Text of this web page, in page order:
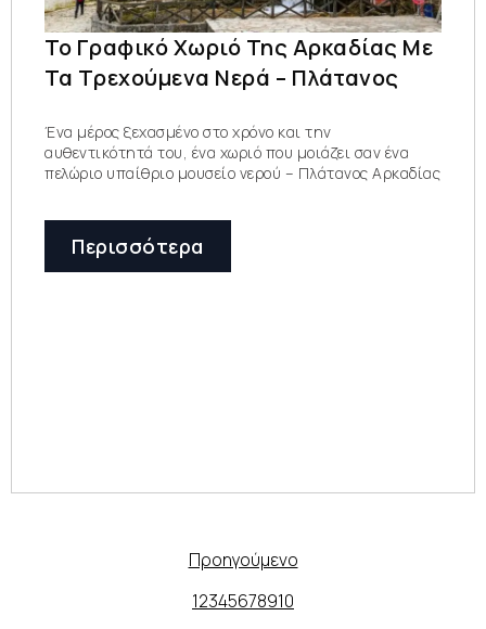
Το Γραφικό Χωριό Της Αρκαδίας Με
Τα Τρεχούμενα Νερά – Πλάτανος
Ένα μέρος ξεχασμένο στο χρόνο και την
αυθεντικότητά του, ένα χωριό που μοιάζει σαν ένα
πελώριο υπαίθριο μουσείο νερού – Πλάτανος Αρκαδίας
Περισσότερα
Προηγούμενο
12345678910